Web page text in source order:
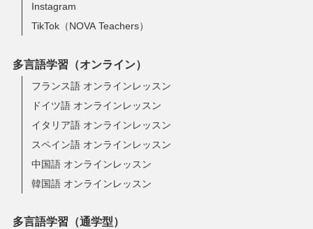
Instagram
TikTok（NOVA Teachers）
多言語学習（オンライン）
フランス語 オンラインレッスン
ドイツ語 オンラインレッスン
イタリア語 オンラインレッスン
スペイン語 オンラインレッスン
中国語 オンラインレッスン
韓国語 オンラインレッスン
多言語学習（通学型）